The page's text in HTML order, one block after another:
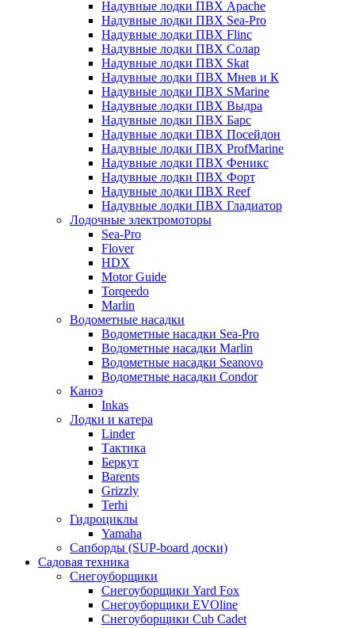
Надувные лодки ПВХ Apache
Надувные лодки ПВХ Sea-Pro
Надувные лодки ПВХ Flinc
Надувные лодки ПВХ Солар
Надувные лодки ПВХ Skat
Надувные лодки ПВХ Мнев и К
Надувные лодки ПВХ SMarine
Надувные лодки ПВХ Выдра
Надувные лодки ПВХ Барс
Надувные лодки ПВХ Посейдон
Надувные лодки ПВХ ProfMarine
Надувные лодки ПВХ Феникс
Надувные лодки ПВХ Форт
Надувные лодки ПВХ Reef
Надувные лодки ПВХ Гладиатор
Лодочные электромоторы
Sea-Pro
Flover
HDX
Motor Guide
Torqeedo
Marlin
Водометные насадки
Водометные насадки Sea-Pro
Водометные насадки Marlin
Водометные насадки Seanovo
Водометные насадки Condor
Каноэ
Inkas
Лодки и катера
Linder
Тактика
Беркут
Barents
Grizzly
Terhi
Гидроциклы
Yamaha
Сапборды (SUP-board доски)
Садовая техника
Снегоуборщики
Снегоуборщики Yard Fox
Снегоуборщики EVOline
Снегоуборщики Cub Cadet